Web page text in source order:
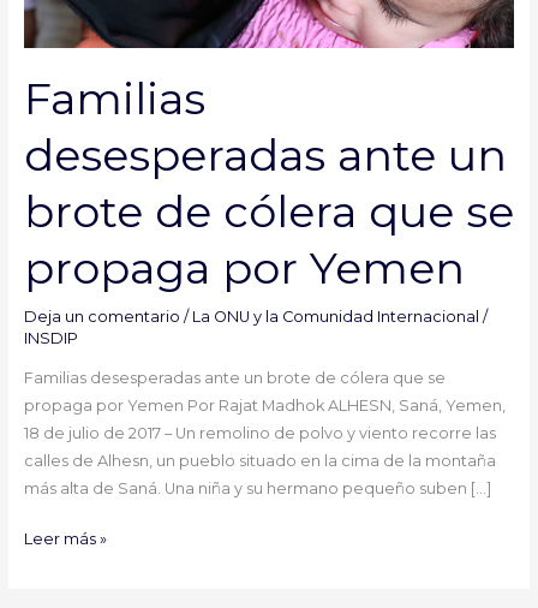
Familias
desesperadas ante un
brote de cólera que se
propaga por Yemen
Deja un comentario / La ONU y la Comunidad Internacional /
INSDIP
Familias desesperadas ante un brote de cólera que se
propaga por Yemen Por Rajat Madhok ALHESN, Saná, Yemen,
18 de julio de 2017 – Un remolino de polvo y viento recorre las
calles de Alhesn, un pueblo situado en la cima de la montaña
más alta de Saná. Una niña y su hermano pequeño suben […]
se
propaga
Yemen
Leer más »